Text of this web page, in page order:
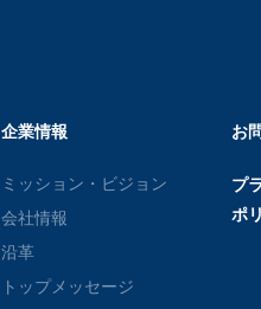
企業情報
ミッション・ビジョン
会社情報
沿革
トップメッセージ
お
プ
ポ